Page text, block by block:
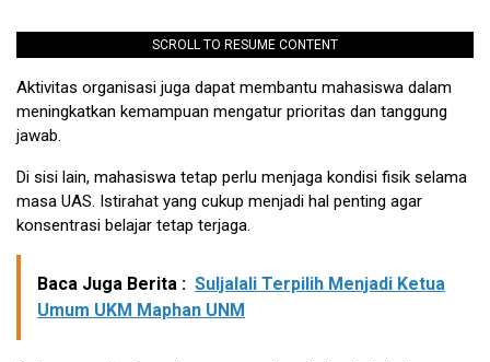
SCROLL TO RESUME CONTENT
Aktivitas organisasi juga dapat membantu mahasiswa dalam
meningkatkan kemampuan mengatur prioritas dan tanggung
jawab.
Di sisi lain, mahasiswa tetap perlu menjaga kondisi fisik selama
masa UAS. Istirahat yang cukup menjadi hal penting agar
konsentrasi belajar tetap terjaga.
Baca Juga Berita : Suljalali Terpilih Menjadi Ketua
Umum UKM Maphan UNM